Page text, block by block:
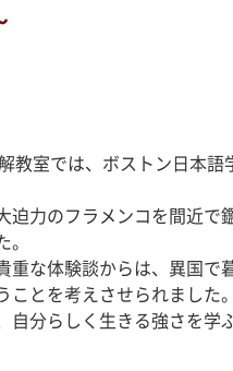
教室では、ボストン日本
迫力のフラメンコを間近
重な体験談からは、異国
とを考えさせられました。
自分らしく生きる強さを学